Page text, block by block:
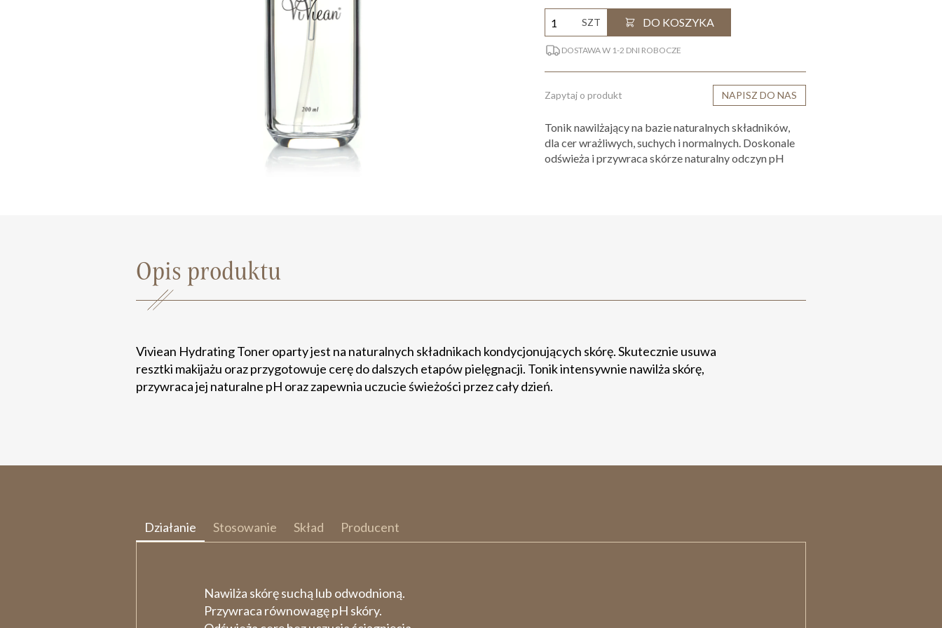
SZT DO KOSZYKA
DOSTAWA W 1-2 DNI ROBOCZE
Zapytaj o produkt NAPISZ DO NAS
Tonik nawilżający na bazie naturalnych składników,
dla cer wrażliwych, suchych i normalnych. Doskonale
odświeża i przywraca skórze naturalny odczyn pH
Opis produktu
Viviean Hydrating Toner oparty jest na naturalnych składnikach kondycjonujących skórę. Skutecznie usuwa
resztki makijażu oraz przygotowuje cerę do dalszych etapów pielęgnacji. Tonik intensywnie nawilża skórę,
przywraca jej naturalne pH oraz zapewnia uczucie świeżości przez cały dzień.
Działanie Stosowanie Skład Producent
Nawilża skórę suchą lub odwodnioną.
Przywraca równowagę pH skóry.